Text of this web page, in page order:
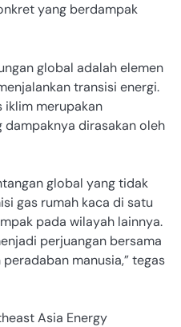
yang berdampak
global adalah elemen
transisi energi.
iklim merupakan
dirasakan oleh
global yang tidak
gas rumah kaca di satu
pada wilayah lainnya.
perjuangan bersama
manusia,” tegas
Asia Energy